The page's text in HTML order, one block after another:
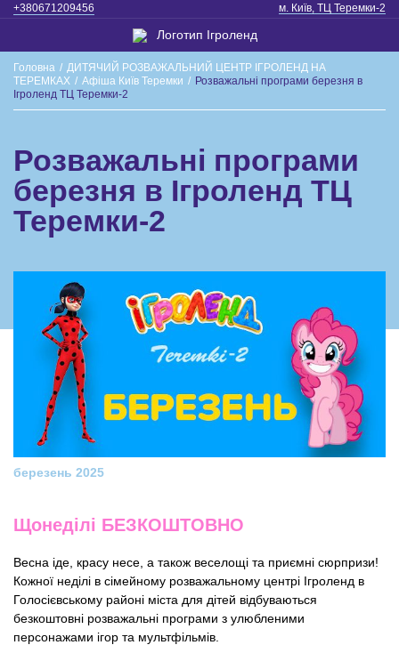
+380671209456 м. Київ, ТЦ Теремки-2
Головна / ДИТЯЧИЙ РОЗВАЖАЛЬНИЙ ЦЕНТР ІГРОЛЕНД НА
ТЕРЕМКАХ / Афіша Київ Теремки / Розважальні програми березня в
Ігроленд ТЦ Теремки-2
Розважальні програми
березня в Ігроленд ТЦ
Теремки-2
березень 2025
Щонеділі БЕЗКОШТОВНО
Весна іде, красу несе, а також веселощі та приємні сюрпризи!
Кожної неділі в сімейному розважальному центрі Ігроленд в
Голосієвському районі міста для дітей відбуваються
безкоштовні розважальні програми з улюбленими
персонажами ігор та мультфільмів.